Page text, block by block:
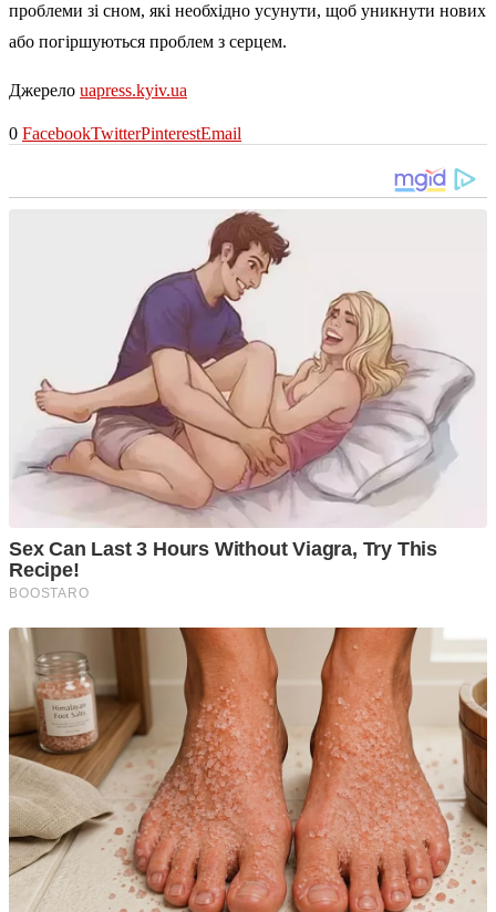
проблеми зі сном, які необхідно усунути, щоб уникнути нових
або погіршуються проблем з серцем.
Джерело uapress.kyiv.ua
0 FacebookTwitterPinterestEmail